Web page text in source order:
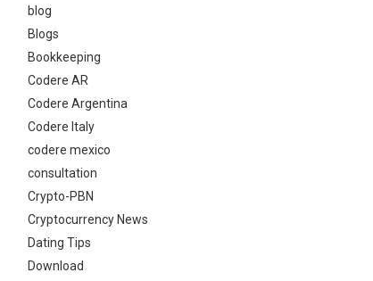
blog
Blogs
Bookkeeping
Codere AR
Codere Argentina
Codere Italy
codere mexico
consultation
Crypto-PBN
Cryptocurrency News
Dating Tips
Download